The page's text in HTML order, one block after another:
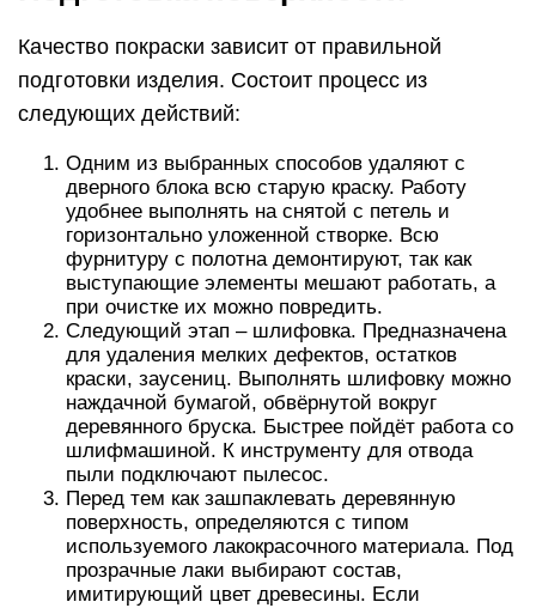
Качество покраски зависит от правильной
подготовки изделия. Состоит процесс из
следующих действий:
Одним из выбранных способов удаляют с
дверного блока всю старую краску. Работу
удобнее выполнять на снятой с петель и
горизонтально уложенной створке. Всю
фурнитуру с полотна демонтируют, так как
выступающие элементы мешают работать, а
при очистке их можно повредить.
Следующий этап – шлифовка. Предназначена
для удаления мелких дефектов, остатков
краски, заусениц. Выполнять шлифовку можно
наждачной бумагой, обвёрнутой вокруг
деревянного бруска. Быстрее пойдёт работа со
шлифмашиной. К инструменту для отвода
пыли подключают пылесос.
Перед тем как зашпаклевать деревянную
поверхность, определяются с типом
используемого лакокрасочного материала. Под
прозрачные лаки выбирают состав,
имитирующий цвет древесины. Если